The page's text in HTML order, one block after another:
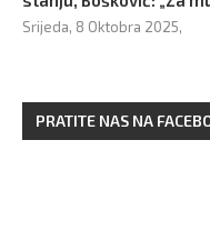
Srijeda, 8 Oktobra 2025,
PRATITE NAS NA